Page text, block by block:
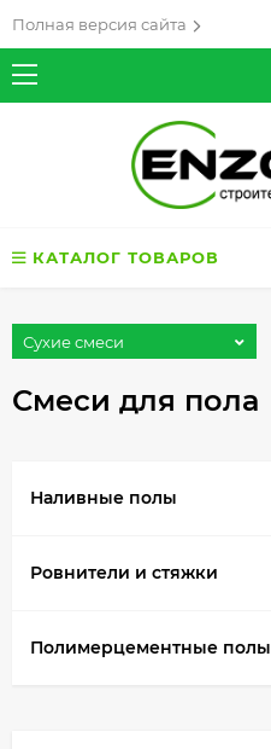
Полная версия сайта
КАТАЛОГ ТОВАРОВ
Сухие смеси
Смеси для пола
Наливные полы
Ровнители и стяжки
Полимерцементные полы